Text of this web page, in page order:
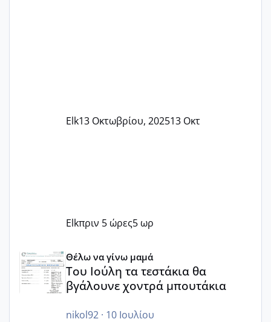
Elk13 Οκτωβρίου, 202513 Οκτ
Elkπριν 5 ώρες5 ωρ
Θέλω να γίνω μαμά
Του Ιούλη τα τεστάκια θα
βγάλουνε χοντρά μπουτάκια
nikol92· 10 Ιουλίου